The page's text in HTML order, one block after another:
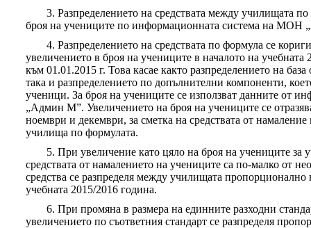
3. Разпределението на средствата между училищата
броя на учениците по информационната система на МОН
4. Разпределението на средствата по формула се
увеличението в броя на учениците в началото на
към 01.01.2015 г. Това касае както разпределението на
така и разпределението по допълнителни компоненти,
ученици. За броя на учениците се използват данните от
„Админ М”. Увеличението на броя на учениците се
ноември и декември, за сметка на средствата от
училища по формулата.
5. При увеличение като цяло на броя на учениците за
средствата от намалението на учениците са по-малко от
средства се разпределя между училищата
учебната 2015/2016 година.
6. При промяна в размера на единните разходни
увеличението по съответния стандарт се разпределя